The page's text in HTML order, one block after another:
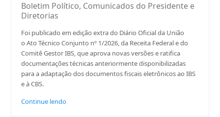
Boletim Político, Comunicados do Presidente e
Diretorias
Foi publicado em edição extra do Diário Oficial da União
o Ato Técnico Conjunto nº 1/2026, da Receita Federal e do
Comitê Gestor IBS, que aprova novas versões e ratifica
documentações técnicas anteriormente disponibilizadas
para a adaptação dos documentos fiscais eletrônicos ao IBS
e à CBS.
Continue lendo